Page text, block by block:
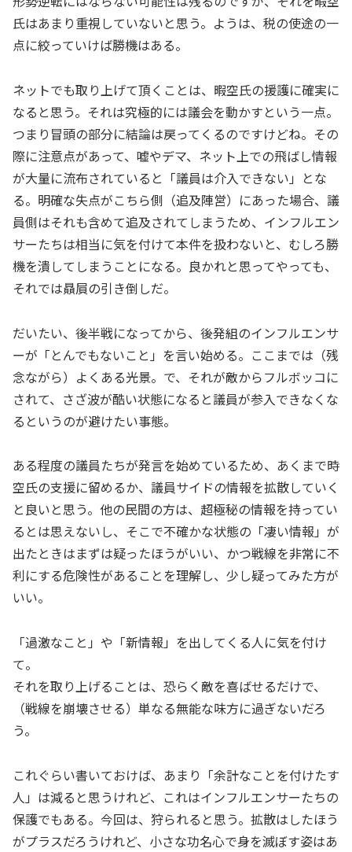
氏はあまり重視していないと思う。ようは、税の使途の一
点に絞っていけば勝機はある。
ネットでも取り上げて頂くことは、暇空氏の援護に確実に
なると思う。それは究極的には議会を動かすという一点。
つまり冒頭の部分に結論は戻ってくるのですけどね。その
際に注意点があって、嘘やデマ、ネット上での飛ばし情報
が大量に流布されていると「議員は介入できない」とな
る。明確な失点がこちら側（追及陣営）にあった場合、議
員側はそれも含めて追及されてしまうため、インフルエン
サーたちは相当に気を付けて本件を扱わないと、むしろ勝
機を潰してしまうことになる。良かれと思ってやっても、
それでは贔屓の引き倒しだ。
だいたい、後半戦になってから、後発組のインフルエンサ
ーが「とんでもないこと」を言い始める。ここまでは（残
念ながら）よくある光景。で、それが敵からフルボッコに
されて、さざ波が酷い状態になると議員が参入できなくな
るというのが避けたい事態。
ある程度の議員たちが発言を始めているため、あくまで時
空氏の支援に留めるか、議員サイドの情報を拡散していく
と良いと思う。他の民間の方は、超極秘の情報を持ってい
るとは思えないし、そこで不確かな状態の「凄い情報」が
出たときはまずは疑ったほうがいい、かつ戦線を非常に不
利にする危険性があることを理解し、少し疑ってみた方が
いい。
「過激なこと」や「新情報」を出してくる人に気を付け
て。
それを取り上げることは、恐らく敵を喜ばせるだけで、
（戦線を崩壊させる）単なる無能な味方に過ぎないだろ
う。
これぐらい書いておけば、あまり「余計なことを付けたす
人」は減ると思うけれど、これはインフルエンサーたちの
保護でもある。今回は、狩られると思う。拡散はしたほう
がプラスだろうけれど、小さな功名心で身を滅ぼす姿はあ